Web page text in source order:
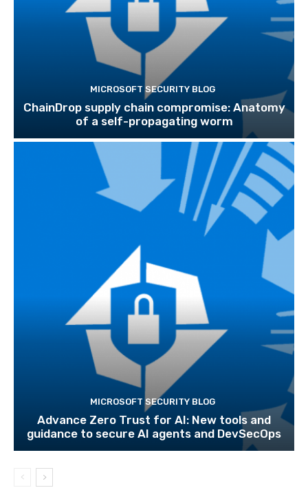
MICROSOFT SECURITY BLOG
ChainDrop supply chain compromise: Anatomy
of a self-propagating worm
MICROSOFT SECURITY BLOG
Advance Zero Trust for AI: New tools and
guidance to secure AI agents and DevSecOps